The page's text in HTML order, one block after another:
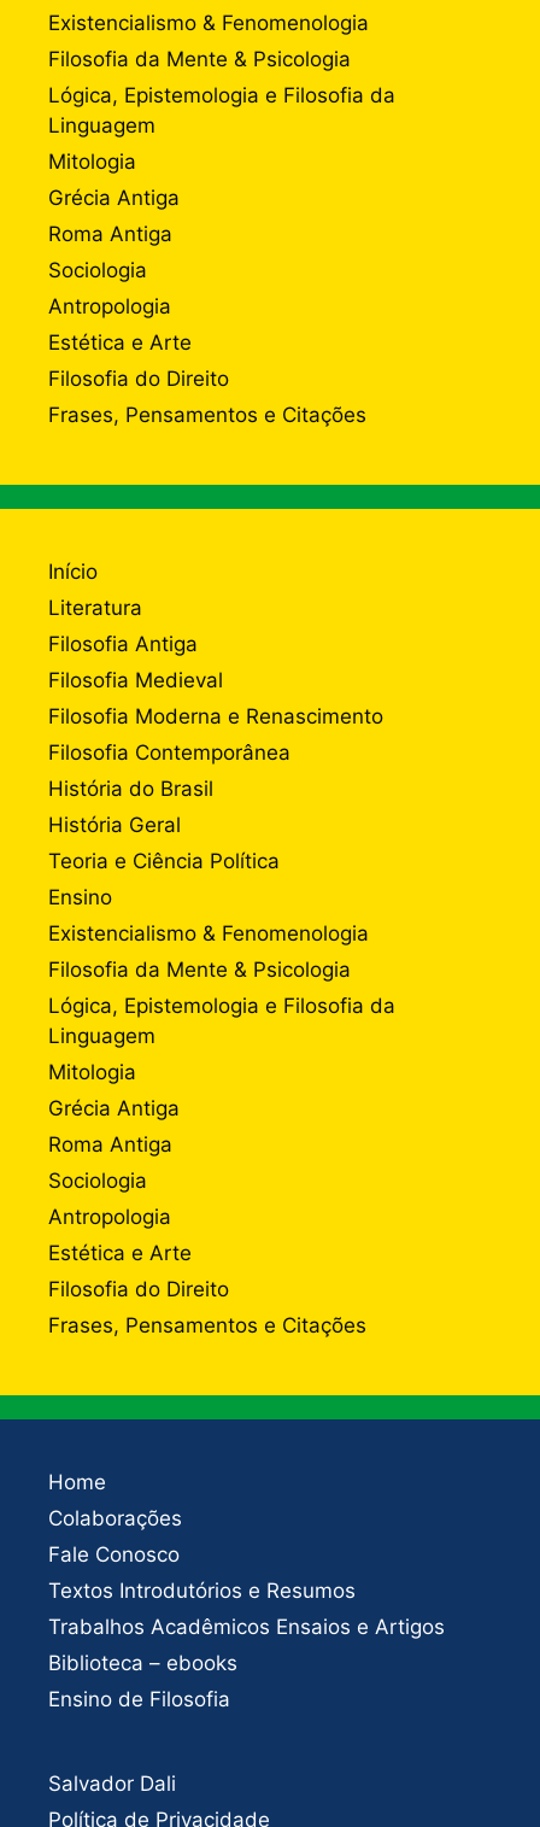
Existencialismo & Fenomenologia
Filosofia da Mente & Psicologia
Lógica, Epistemologia e Filosofia da
Linguagem
Mitologia
Grécia Antiga
Roma Antiga
Sociologia
Antropologia
Estética e Arte
Filosofia do Direito
Frases, Pensamentos e Citações
Início
Literatura
Filosofia Antiga
Filosofia Medieval
Filosofia Moderna e Renascimento
Filosofia Contemporânea
História do Brasil
História Geral
Teoria e Ciência Política
Ensino
Existencialismo & Fenomenologia
Filosofia da Mente & Psicologia
Lógica, Epistemologia e Filosofia da
Linguagem
Mitologia
Grécia Antiga
Roma Antiga
Sociologia
Antropologia
Estética e Arte
Filosofia do Direito
Frases, Pensamentos e Citações
Home
Colaborações
Fale Conosco
Textos Introdutórios e Resumos
Trabalhos Acadêmicos Ensaios e Artigos
Biblioteca – ebooks
Ensino de Filosofia
Salvador Dali
Política de Privacidade